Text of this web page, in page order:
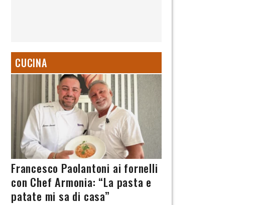
CUCINA
Francesco Paolantoni ai fornelli
con Chef Armonia: “La pasta e
patate mi sa di casa”